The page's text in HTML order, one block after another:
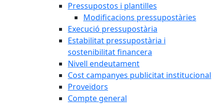
Pressupostos i plantilles
Modificacions pressupostàries
Execució pressupostària
Estabilitat pressupostària i
sostenibilitat financera
Nivell endeutament
Cost campanyes publicitat institucional
Proveïdors
Compte general